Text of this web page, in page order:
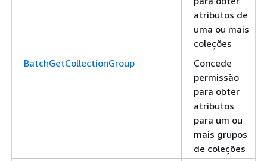
atributos de
uma ou mais
coleções
BatchGetCollectionGroup
Concede
permissão
para obter
atributos
para um ou
mais grupos
de coleções